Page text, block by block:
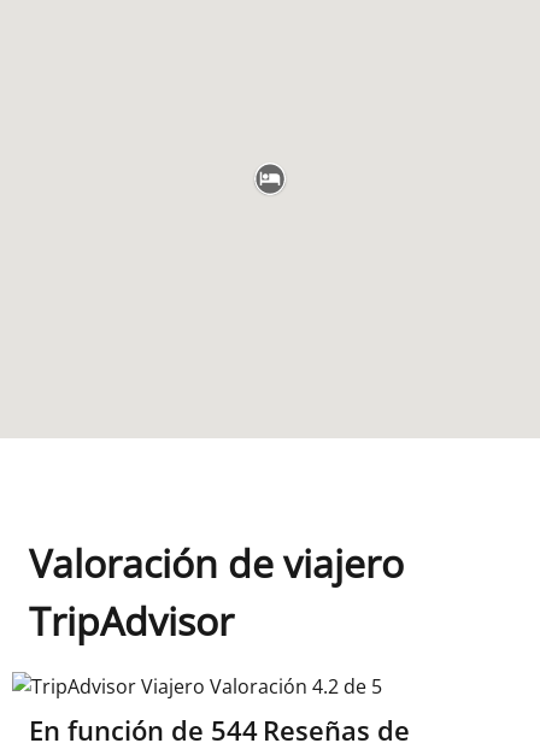
Valoración de viajero
TripAdvisor
TripAdvisor Viajero Valoración 4.2 de 5
En función de 544 Reseñas de